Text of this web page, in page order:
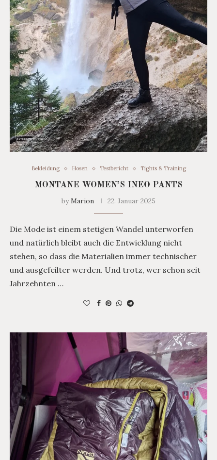
Bekleidung Hosen Testbericht Tights & Training
MONTANE WOMEN’S INEO PANTS
byMarion 22. Januar 2025
Die Mode ist einem stetigen Wandel unterworfen
und natürlich bleibt auch die Entwicklung nicht
stehen, so dass die Materialien immer technischer
und ausgefeilter werden. Und trotz, wer schon seit
Jahrzehnten …